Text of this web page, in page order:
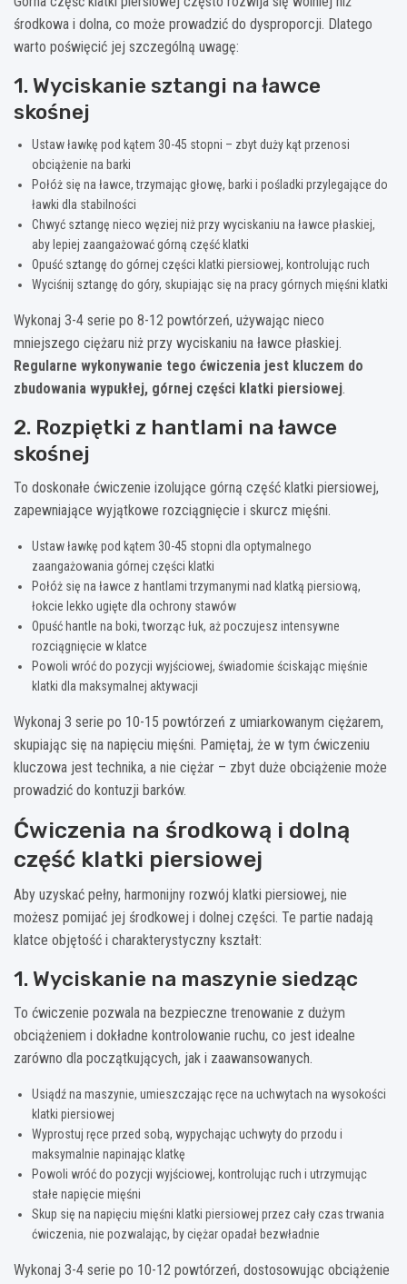
środkowa i dolna, co może prowadzić do dysproporcji. Dlatego
warto poświęcić jej szczególną uwagę:
1. Wyciskanie sztangi na ławce
skośnej
Ustaw ławkę pod kątem 30-45 stopni – zbyt duży kąt przenosi
obciążenie na barki
Połóż się na ławce, trzymając głowę, barki i pośladki przylegające do
ławki dla stabilności
Chwyć sztangę nieco węziej niż przy wyciskaniu na ławce płaskiej,
aby lepiej zaangażować górną część klatki
Opuść sztangę do górnej części klatki piersiowej, kontrolując ruch
Wyciśnij sztangę do góry, skupiając się na pracy górnych mięśni klatki
Wykonaj 3-4 serie po 8-12 powtórzeń, używając nieco
mniejszego ciężaru niż przy wyciskaniu na ławce płaskiej.
Regularne wykonywanie tego ćwiczenia jest kluczem do
zbudowania wypukłej, górnej części klatki piersiowej.
2. Rozpiętki z hantlami na ławce
skośnej
To doskonałe ćwiczenie izolujące górną część klatki piersiowej,
zapewniające wyjątkowe rozciągnięcie i skurcz mięśni.
Ustaw ławkę pod kątem 30-45 stopni dla optymalnego
zaangażowania górnej części klatki
Połóż się na ławce z hantlami trzymanymi nad klatką piersiową,
łokcie lekko ugięte dla ochrony stawów
Opuść hantle na boki, tworząc łuk, aż poczujesz intensywne
rozciągnięcie w klatce
Powoli wróć do pozycji wyjściowej, świadomie ściskając mięśnie
klatki dla maksymalnej aktywacji
Wykonaj 3 serie po 10-15 powtórzeń z umiarkowanym ciężarem,
skupiając się na napięciu mięśni. Pamiętaj, że w tym ćwiczeniu
kluczowa jest technika, a nie ciężar – zbyt duże obciążenie może
prowadzić do kontuzji barków.
Ćwiczenia na środkową i dolną
część klatki piersiowej
Aby uzyskać pełny, harmonijny rozwój klatki piersiowej, nie
możesz pomijać jej środkowej i dolnej części. Te partie nadają
klatce objętość i charakterystyczny kształt:
1. Wyciskanie na maszynie siedząc
To ćwiczenie pozwala na bezpieczne trenowanie z dużym
obciążeniem i dokładne kontrolowanie ruchu, co jest idealne
zarówno dla początkujących, jak i zaawansowanych.
Usiądź na maszynie, umieszczając ręce na uchwytach na wysokości
klatki piersiowej
Wyprostuj ręce przed sobą, wypychając uchwyty do przodu i
maksymalnie napinając klatkę
Powoli wróć do pozycji wyjściowej, kontrolując ruch i utrzymując
stałe napięcie mięśni
Skup się na napięciu mięśni klatki piersiowej przez cały czas trwania
ćwiczenia, nie pozwalając, by ciężar opadał bezwładnie
Wykonaj 3-4 serie po 10-12 powtórzeń, dostosowując obciążenie